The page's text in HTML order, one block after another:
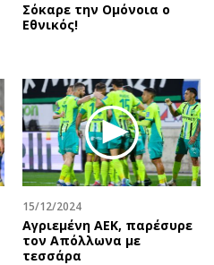
Σόκαρε την Ομόνοια ο
Εθνικός!
15/12/2024
Αγριεμένη ΑΕΚ, παρέσυρε
τον Απόλλωνα με
τεσσάρα